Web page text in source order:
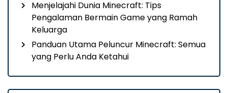
Menjelajahi Dunia Minecraft: Tips
Pengalaman Bermain Game yang Ramah
Keluarga
Panduan Utama Peluncur Minecraft: Semua
yang Perlu Anda Ketahui